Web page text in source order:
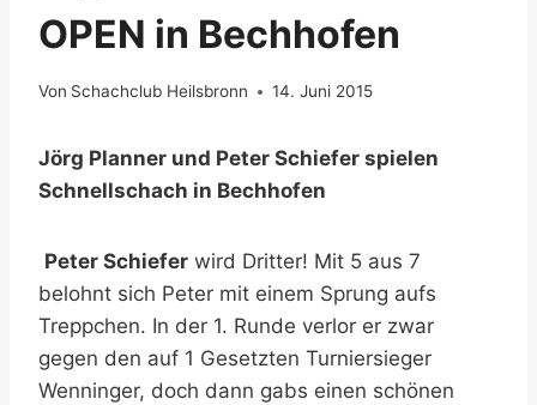
OPEN in Bechhofen
Von Schachclub Heilsbronn 14. Juni 2015
Jörg Planner und Peter Schiefer spielen
Schnellschach in Bechhofen
Peter Schiefer wird Dritter! Mit 5 aus 7
belohnt sich Peter mit einem Sprung aufs
Treppchen. In der 1. Runde verlor er zwar
gegen den auf 1 Gesetzten Turniersieger
Wenninger, doch dann gabs einen schönen